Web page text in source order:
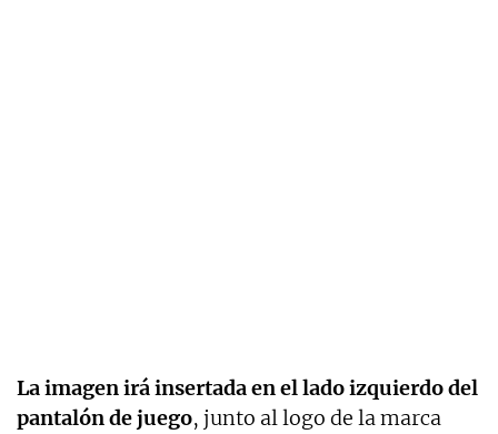
La imagen irá insertada en el lado izquierdo del
pantalón de juego, junto al logo de la marca